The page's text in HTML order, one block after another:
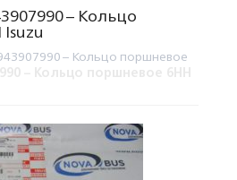
– Кольцо
– Кольцо поршневое